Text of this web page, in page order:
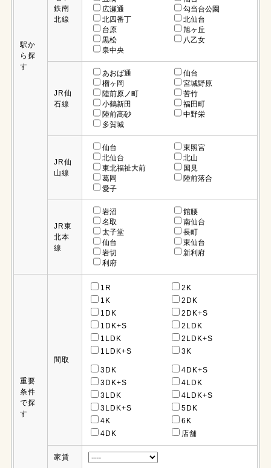
駅か
ら探
す
鉄南
北線
広瀬通
勾当台公園
北四番丁
北仙台
台原
旭ヶ丘
黒松
八乙女
泉中央
JR仙
石線
あおば通
仙台
榴ヶ岡
宮城野原
陸前原ノ町
苦竹
小鶴新田
福田町
陸前高砂
中野栄
多賀城
JR仙
山線
仙台
東照宮
北仙台
北山
東北福祉大前
国見
葛岡
陸前落合
愛子
JR東
北本
線
岩沼
館腰
名取
南仙台
太子堂
長町
仙台
東仙台
岩切
新利府
利府
重要
条件
で探
す
間取
1R
1K
1DK
1DK+S
1LDK
1LDK+S
2K
2DK
2DK+S
2LDK
2LDK+S
3K
3DK
3DK+S
3LDK
3LDK+S
4K
4DK
4DK+S
4LDK
4LDK+S
5DK
6K
店舗
家賃